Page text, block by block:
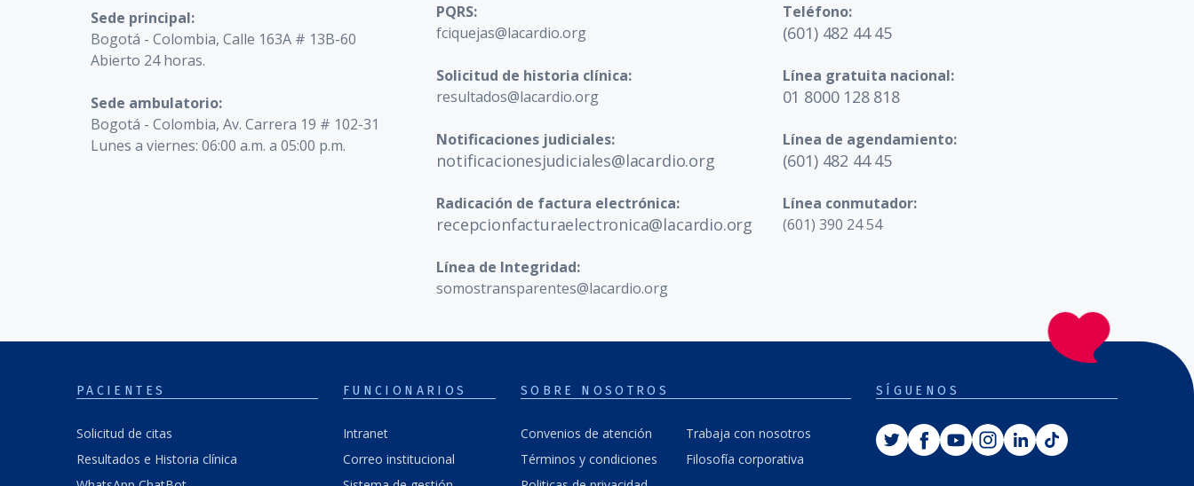
Sede principal:
Bogotá - Colombia, Calle 163A # 13B-60
Abierto 24 horas.
Sede ambulatorio:
Bogotá - Colombia, Av. Carrera 19 # 102-31
Lunes a viernes: 06:00 a.m. a 05:00 p.m.
PQRS:
fciquejas@lacardio.org
Solicitud de historia clínica:
resultados@lacardio.org
Notificaciones judiciales:
notificacionesjudiciales@lacardio.org
Radicación de factura electrónica:
recepcionfacturaelectronica@lacardio.org
Línea de Integridad:
somostransparentes@lacardio.org
Teléfono:
(601) 482 44 45
Línea gratuita nacional:
01 8000 128 818
Línea de agendamiento:
(601) 482 44 45
Línea conmutador:
(601) 390 24 54
PACIENTES
Solicitud de citas
Resultados e Historia clínica
FUNCIONARIOS
Intranet
Correo institucional
SOBRE NOSOTROS
Convenios de atención
Términos y condiciones
Trabaja con nosotros
Filosofía corporativa
SÍGUENOS
TwitterFacebook
YoutubeInstagram
LinkedinTiktok